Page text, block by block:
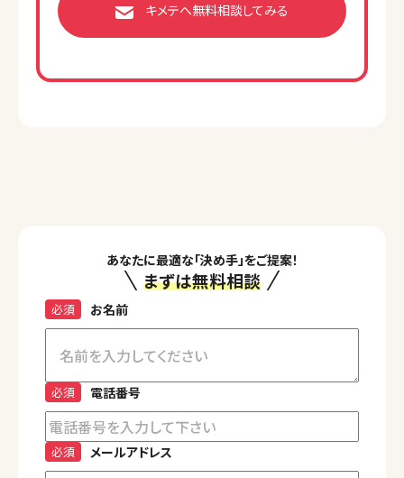
キメテへ無料相談してみる
あなたに最適な「決め手」をご提案！
まずは無料相談
お名前
必須
電話番号
必須
メールアドレス
必須